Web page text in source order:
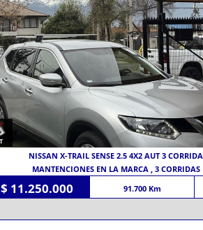
NISSAN X-TRAIL SENSE 2.5 4X2 AUT 3 CORRIDA
MANTENCIONES EN LA MARCA , 3 CORRIDAS
$ 11.250.000 91.700 Km